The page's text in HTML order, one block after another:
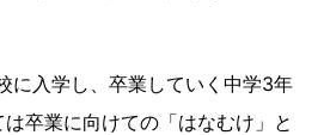
に入学し、卒業していく中学3年
卒業に向けての「はなむけ」と